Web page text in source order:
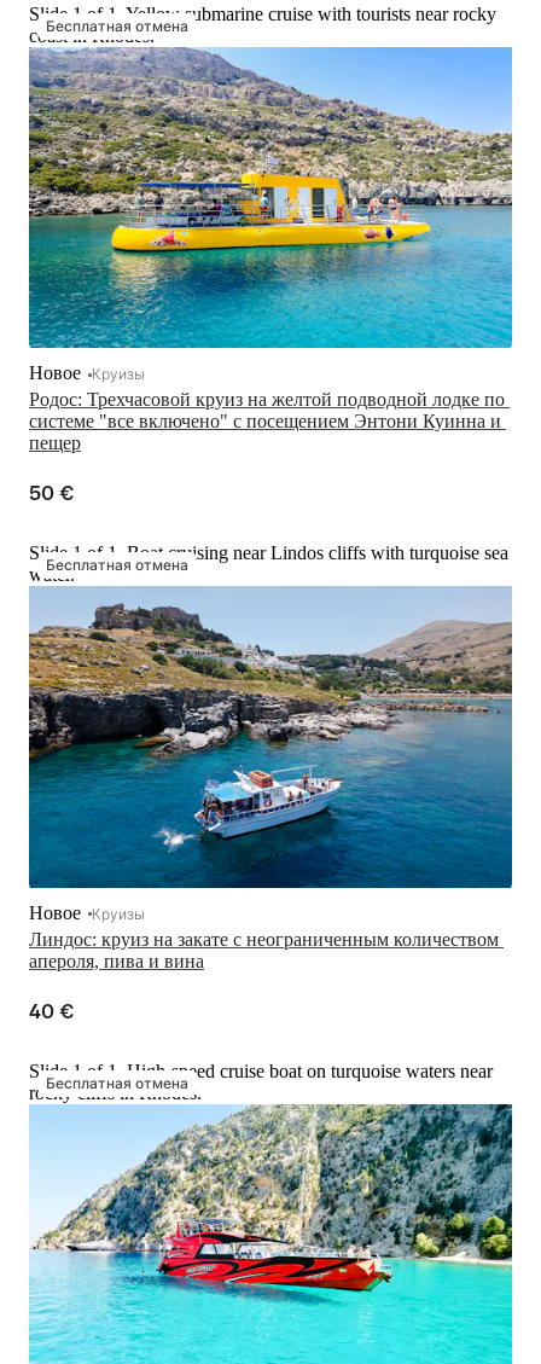
Бесплатная отмена
Slide 1 of 1, Yellow submarine cruise with tourists near rocky
coast in Rhodes.
Родос: Трехчасовой круиз на желтой подводной лодке по
системе "все включено" с посещением Энтони Куинна и
пещер
Новое Круизы
50 €
Бесплатная отмена
Slide 1 of 1, Boat cruising near Lindos cliffs with turquoise sea
water.
Линдос: круиз на закате с неограниченным количеством
апероля, пива и вина
Новое Круизы
40 €
Бесплатная отмена
Slide 1 of 1, High-speed cruise boat on turquoise waters near
rocky cliffs in Rhodes.